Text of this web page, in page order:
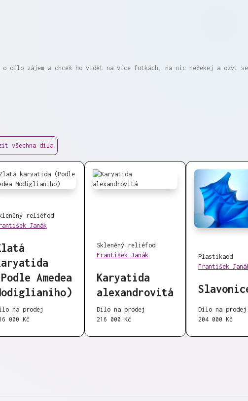
dílo zájem a chceš ho vidět na více fotkách, na nic nečekej a ozvi se
všechna díla
reliéfod
Janák
Amedea
na prodej
000 Kč
Skleněný reliéfod
František Janák
Karyatida
alexandrovitá
Dílo na prodej
216 000 Kč
Plastikaod
František
Dílo na prodej
204 000 Kč